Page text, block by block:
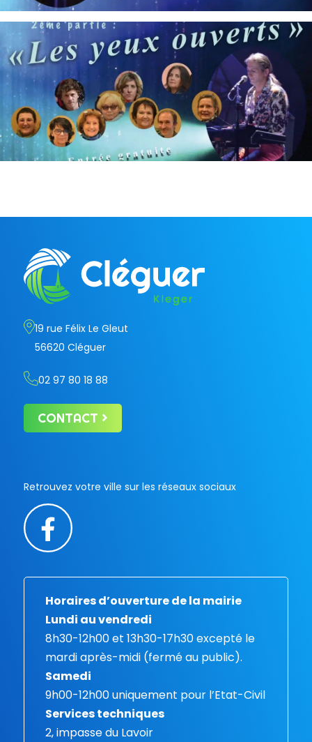
19 rue Félix Le Gleut
56620 Cléguer
02 97 80 18 88
CONTACT
Retrouvez votre ville sur les réseaux sociaux
Horaires d’ouverture de la mairie
Lundi au vendredi
8h30-12h00 et 13h30-17h30 excepté le
mardi après-midi (fermé au public).
Samedi
9h00-12h00 uniquement pour l’Etat-Civil
Services techniques
2, impasse du Lavoir